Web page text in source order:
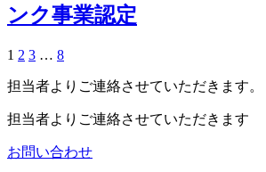
ンク事業認定
1 2 3 … 8
担当者よりご連絡させていただきます。
担当者よりご連絡させていただきます
お問い合わせ